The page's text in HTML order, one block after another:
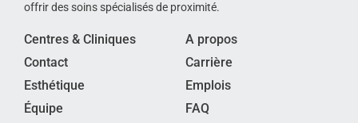
offrir des soins spécialisés de proximité.
Centres & Cliniques
Contact
Esthétique
Équipe
A propos
Carrière
Emplois
FAQ